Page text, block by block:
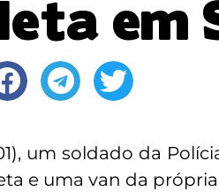
em
um soldado da
e uma van da